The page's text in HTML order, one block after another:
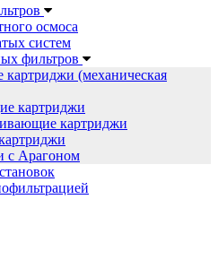
осмоса
систем
фильтров
картриджи (механическая
картриджи
картриджи
с Арагоном